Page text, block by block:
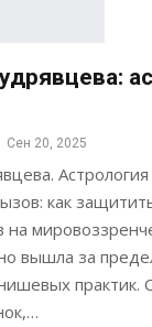
Сен 20, 2025
как
на
вышла за
практик.